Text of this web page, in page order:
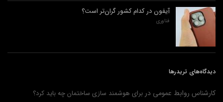
آیفون در کدام کشور گران‌تر است؟
فناوری
دیدگاه‌های تریدرها
کارشناس روابط عمومی در برای هوشمند سازی ساختمان چه باید کرد؟